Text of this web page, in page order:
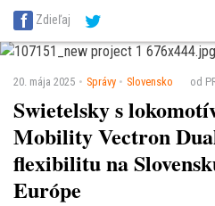
SITA Energetika
SITA Potravinárstvo
Zdieľaj
20. mája 2025 Správy Slovensko od
Swietelsky s
Mobility Vectron
flexibilitu na
Európe